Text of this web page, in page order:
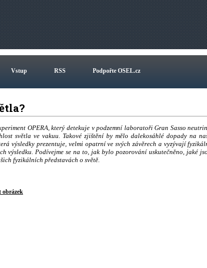
Vstup RSS Podpořte OSEL.cz
OPERA, který detekuje v podzemní laboratoři Gran Sasso
světla ve vakuu. Takové zjištění by mělo dalekosáhlé dopady na
výsledky prezentuje, velmi opatrní ve svých závěrech a vyzývají
Podívejme se na to, jak bylo pozorování uskutečněno, jaké
fyzikálních představách o světě.
obrázek